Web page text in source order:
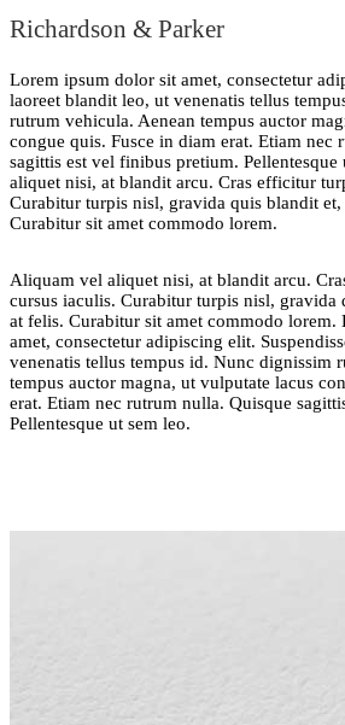
Richardson & Parker
Lorem ipsum dolor sit amet, consectetur
laoreet blandit leo, ut venenatis tellus
rutrum vehicula. Aenean tempus auctor
congue quis. Fusce in diam erat. Etiam nec
sagittis est vel finibus pretium.
aliquet nisi, at blandit arcu. Cras efficitur
Curabitur turpis nisl, gravida quis blandit
Curabitur sit amet commodo lorem.
Aliquam vel aliquet nisi, at blandit arcu.
cursus iaculis. Curabitur turpis nisl, gravida
at felis. Curabitur sit amet commodo
amet, consectetur adipiscing elit.
venenatis tellus tempus id. Nunc dignissim
tempus auctor magna, ut vulputate lacus
erat. Etiam nec rutrum nulla. Quisque
Pellentesque ut sem leo.